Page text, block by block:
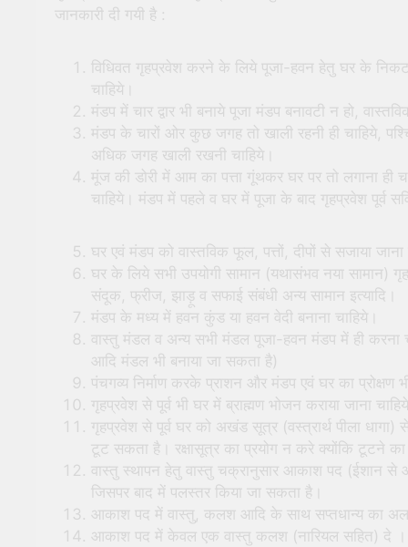
जानकारी दी गयी है :
विधिवत गृहप्रवेश करने के लिये पूजा-हवन हेतु घर के
चाहिये।
मंडप में चार द्वार भी बनाये पूजा मंडप बनावटी न हो,
मंडप के चारों ओर कुछ जगह तो खाली रहनी ही चाहिये,
अधिक जगह खाली रखनी चाहिये।
मूंज की डोरी में आम का पत्ता गूंथकर घर पर तो लगाना ही
चाहिये। मंडप में पहले व घर में पूजा के बाद गृहप्रवेश पूर्व
घर एवं मंडप को वास्तविक फूल, पत्तों, दीपों से सजाया
घर के लिये सभी उपयोगी सामान (यथासंभव नया सामान)
संदूक, फ्रीज, झाड़ू व सफाई संबंधी अन्य सामान इत्यादि।
मंडप के मध्य में हवन कुंड या हवन वेदी बनाना चाहिये।
वास्तु मंडल व अन्य सभी मंडल पूजा-हवन मंडप में ही करना
आदि मंडल भी बनाया जा सकता है)
पंचगव्य निर्माण करके प्राशन और मंडप एवं घर का प्रोक्षण
गृहप्रवेश से पूर्व भी घर में ब्राह्मण भोजन कराया जाना
गृहप्रवेश से पूर्व घर को अखंड सूत्र (वस्त्रार्थ पीला धागा)
टूट सकता है। रक्षासूत्र का प्रयोग न करे क्योंकि टूटने
वास्तु स्थापन हेतु वास्तु चक्रानुसार आकाश पद (ईशान से
जिसपर बाद में पलस्तर किया जा सकता है।
आकाश पद में वास्तु, कलश आदि के साथ सप्तधान्य का अलग-
आकाश पद में केवल एक वास्तु कलश (नारियल सहित) दे ।